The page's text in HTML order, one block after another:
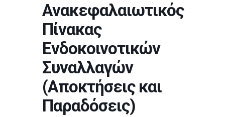
Ανακεφαλαιωτικός
Πίνακας
Ενδοκοινοτικών
Συναλλαγών
(Αποκτήσεις και
Παραδόσεις)